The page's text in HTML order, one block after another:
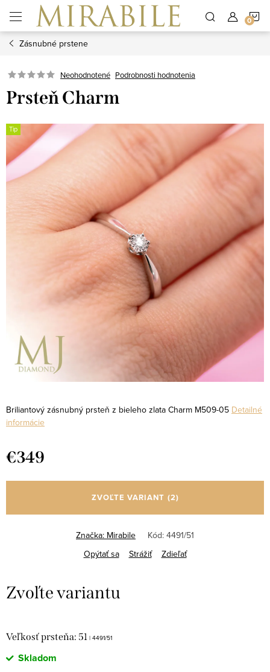
obsah
Zásnubné prstene
Neohodnotené Podrobnosti hodnotenia
Prsteň Charm
Tip
Briliantový zásnubný prsteň z bieleho zlata Charm M509-05 Detailné
informácie
€349
cena:
ZVOĽTE VARIANT (2)
Značka: Mirabile Kód: 4491/51
Opýtať sa
Strážiť Zdieľať
Veľkosť prsteňa: 51 | 4491/51
Skladom